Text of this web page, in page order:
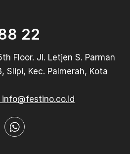
22
Floor. Jl. Letjen S. Parman
Slipi, Kec. Palmerah, Kota